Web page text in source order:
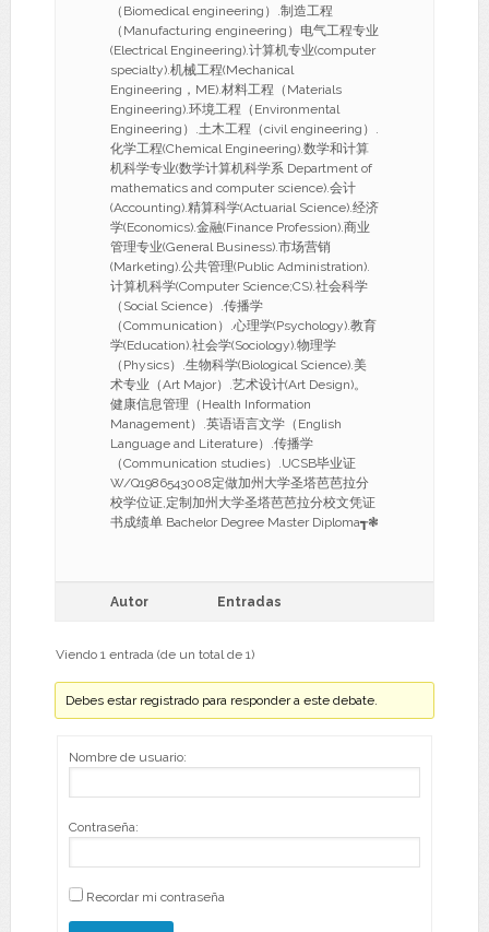
（Biomedical engineering）.制造工程
（Manufacturing engineering）电气工程专业
(Electrical Engineering).计算机专业(computer
specialty).机械工程(Mechanical
Engineering，ME).材料工程（Materials
Engineering).环境工程（Environmental
Engineering）.土木工程（civil engineering）.
化学工程(Chemical Engineering).数学和计算
机科学专业(数学计算机科学系 Department of
mathematics and computer science).会计
(Accounting).精算科学(Actuarial Science).经济
学(Economics).金融(Finance Profession).商业
管理专业(General Business).市场营销
(Marketing).公共管理(Public Administration).
计算机科学(Computer Science;CS).社会科学
（Social Science）.传播学
（Communication）.心理学(Psychology).教育
学(Education).社会学(Sociology).物理学
（Physics）.生物科学(Biological Science).美
术专业（Art Major）.艺术设计(Art Design)。
健康信息管理（Health Information
Management）.英语语言文学（English
Language and Literature）.传播学
（Communication studies）.UCSB毕业证
W/Q1986543008定做加州大学圣塔芭芭拉分
校学位证,定制加州大学圣塔芭芭拉分校文凭证
书成绩单 Bachelor Degree Master Diploma┱❃
Autor Entradas
Viendo 1 entrada (de un total de 1)
Debes estar registrado para responder a este debate.
Nombre de usuario:
Contraseña:
Recordar mi contraseña